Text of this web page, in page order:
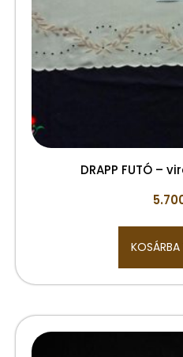
DRAPP FUTÓ –
KOSÁRBA